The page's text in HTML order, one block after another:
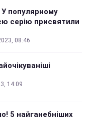
У популярному
серію присвятили
08:46
14:09
5 найганебніших